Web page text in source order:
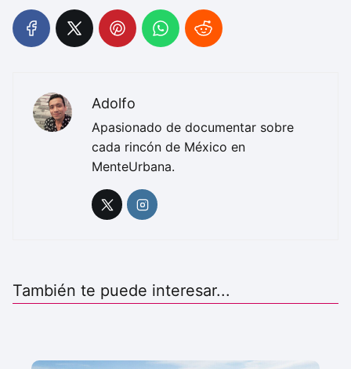
Adolfo
Apasionado de documentar sobre
cada rincón de México en
MenteUrbana.
También te puede interesar...